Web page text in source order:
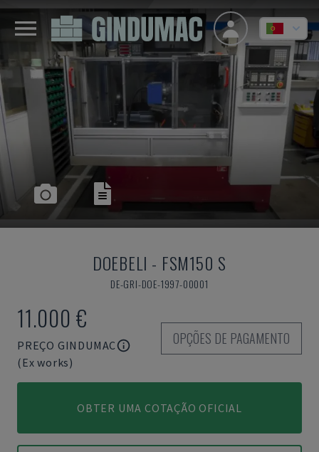
DOEBELI - FSM150 S
DE-GRI-DOE-1997-00001
11.000 €
PREÇO GINDUMAC
(Ex works)
OPÇÕES DE PAGAMENTO
OBTER UMA COTAÇÃO OFICIAL